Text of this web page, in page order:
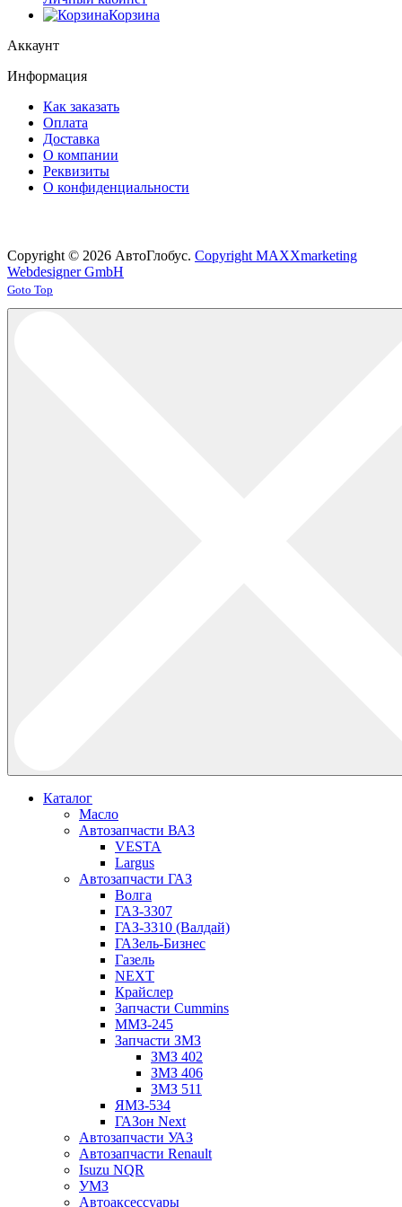
Корзина
Аккаунт
Информация
Как заказать
Оплата
Доставка
О компании
Реквизиты
О конфиденциальности
Copyright © 2026 АвтоГлобус. Copyright MAXXmarketing
Webdesigner GmbH
Joomla! 3 Templates
Goto Top
Каталог
Масло
Автозапчасти ВАЗ
VESTA
Largus
Автозапчасти ГАЗ
Волга
ГАЗ-3307
ГАЗ-3310 (Валдай)
ГАЗель-Бизнес
Газель
NEXT
Крайслер
Запчасти Cummins
ММЗ-245
Запчасти ЗМЗ
ЗМЗ 402
ЗМЗ 406
ЗМЗ 511
ЯМЗ-534
ГАЗон Next
Автозапчасти УАЗ
Автозапчасти Renault
Isuzu NQR
УМЗ
Автоаксессуары